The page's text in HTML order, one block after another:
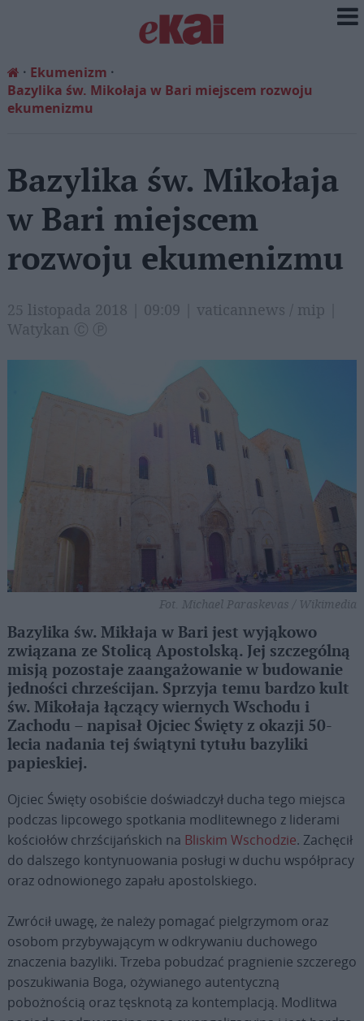
Ekumenizm
Bazylika św. Mikołaja w Bari miejscem rozwoju
ekumenizmu
Bazylika św. Mikołaja
w Bari miejscem
rozwoju ekumenizmu
25 listopada 2018 | 09:09 | vaticannews / mip |
Watykan Ⓒ Ⓟ
Fot. Michael Paraskevas / Wikimedia
Bazylika św. Mikłaja w Bari jest wyjąkowo
związana ze Stolicą Apostolską. Jej szczególną
misją pozostaje zaangażowanie w budowanie
jedności chrześcijan. Sprzyja temu bardzo kult
św. Mikołaja łączący wiernych Wschodu i
Zachodu – napisał Ojciec Święty z okazji 50-
lecia nadania tej świątyni tytułu bazyliki
papieskiej.
Ojciec Święty osobiście doświadczył ducha tego miejsca
podczas lipcowego spotkania modlitewnego z liderami
kościołów chrzścijańskich na Bliskim Wschodzie. Zachęcił
do dalszego kontynuowania posługi w duchu współpracy
oraz odnowionego zapału apostolskiego.
Zwrócił uwagę, że należy pomagać pielgrzymom oraz
osobom przybywającym w odkrywaniu duchowego
znaczenia bazyliki. Trzeba pobudzać pragnienie szczerego
poszukiwania Boga, ożywianego autentyczną
pobożnością oraz tęsknotą za kontemplacją. Modlitwa